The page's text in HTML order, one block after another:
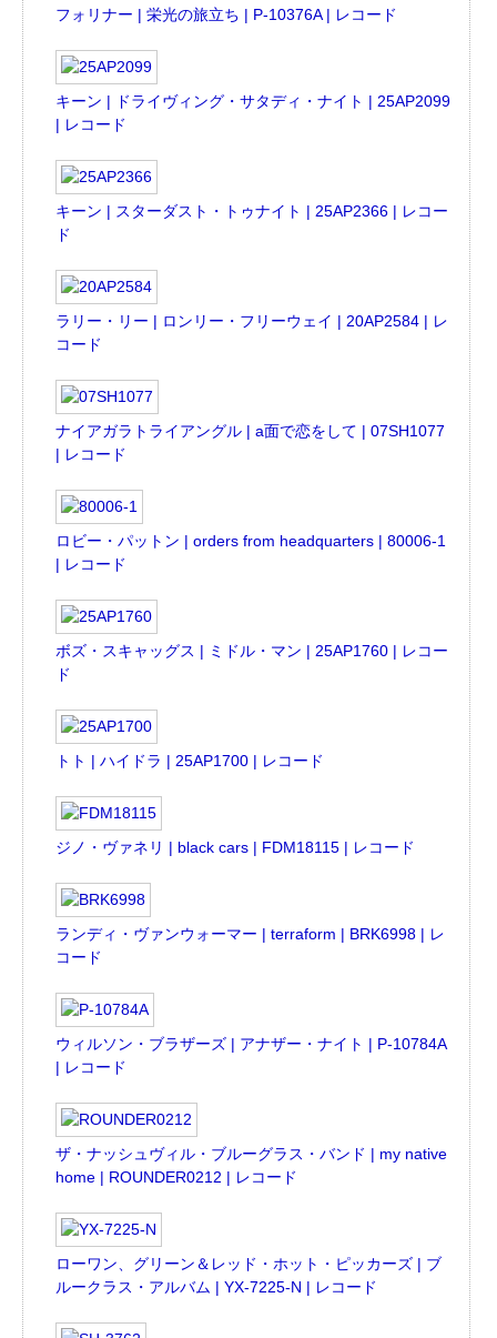
フォリナー | 栄光の旅立ち | P-10376A | レコード
キーン | ドライヴィング・サタディ・ナイト | 25AP2099
| レコード
キーン | スターダスト・トゥナイト | 25AP2366 | レコー
ド
ラリー・リー | ロンリー・フリーウェイ | 20AP2584 | レ
コード
ナイアガラトライアングル | a面で恋をして | 07SH1077
| レコード
ロビー・パットン | orders from headquarters | 80006-1
| レコード
ボズ・スキャッグス | ミドル・マン | 25AP1760 | レコー
ド
トト | ハイドラ | 25AP1700 | レコード
ジノ・ヴァネリ | black cars | FDM18115 | レコード
ランディ・ヴァンウォーマー | terraform | BRK6998 | レ
コード
ウィルソン・ブラザーズ | アナザー・ナイト | P-10784A
| レコード
ザ・ナッシュヴィル・ブルーグラス・バンド | my native
home | ROUNDER0212 | レコード
ローワン、グリーン＆レッド・ホット・ピッカーズ | ブ
ルークラス・アルバム | YX-7225-N | レコード